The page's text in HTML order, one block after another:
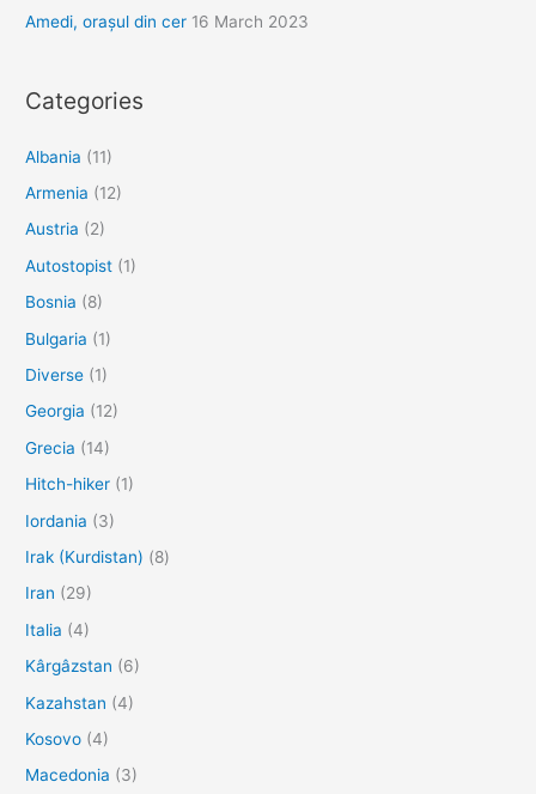
Amedi, orașul din cer 16 March 2023
Categories
Albania (11)
Armenia (12)
Austria (2)
Autostopist (1)
Bosnia (8)
Bulgaria (1)
Diverse (1)
Georgia (12)
Grecia (14)
Hitch-hiker (1)
Iordania (3)
Irak (Kurdistan) (8)
Iran (29)
Italia (4)
Kârgâzstan (6)
Kazahstan (4)
Kosovo (4)
Macedonia (3)